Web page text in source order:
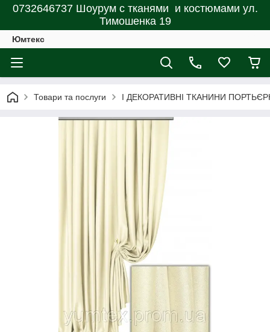
0732646737 Шоурум с тканями и костюмами ул.
Тимошенка 19
Юмтекс
Товари та послуги І ДЕКОРАТИВНІ ТКАНИНИ